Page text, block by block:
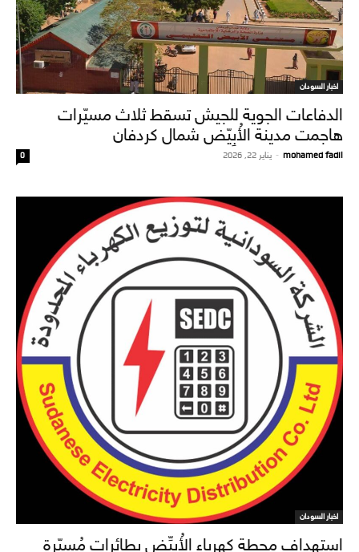
اخبار السودان
الدفاعات الجوية للجيش تسقط ثلاث مسيّرات
هاجمت مدينة الأُبِيّض شمال كردفان
mohamed fadil
- يناير 22, 2026 0
اخبار السودان
استهداف محطة كهرباء الأُبيِّض بطائرات مُسيّرة